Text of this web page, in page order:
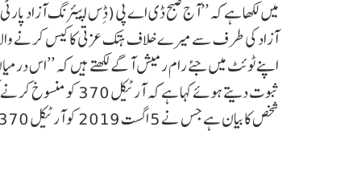
آزاد کی طرف سے میرے خلاف ہتک عزتی کا کیس کرنے
اپنے ٹوئٹ میں جئے رام رمیش آگے لکھتے ہیں کہ ’’اس
ثبوت دیتے ہوئے کہا
شخص کا بیان ہے جس نے 5 اگست 2019 کو آرٹیکل 370 کو منسوخ کرنے کے خلاف راجیہ سبھا میں محاذ سنبھالا تھا۔